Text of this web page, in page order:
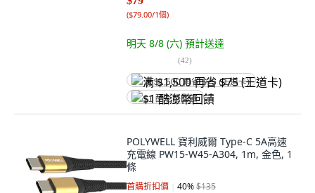
($79.00/1個)
明天 8/8 (六) 預計送達
(42)
满 $1,500 再省 $75 (王道卡)
$1 酷澎幣回饋
POLYWELL 寶利威爾 Type-C 5A高速
充電線 PW15-W45-A304, 1m, 金色, 1
條
首購折扣價 40%$135